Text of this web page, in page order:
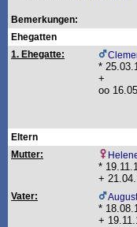
Bemerkungen:
Ehegatten
1. Ehegatte:
*
+
oo
Eltern
Mutter:
*
+
Vater:
*
+